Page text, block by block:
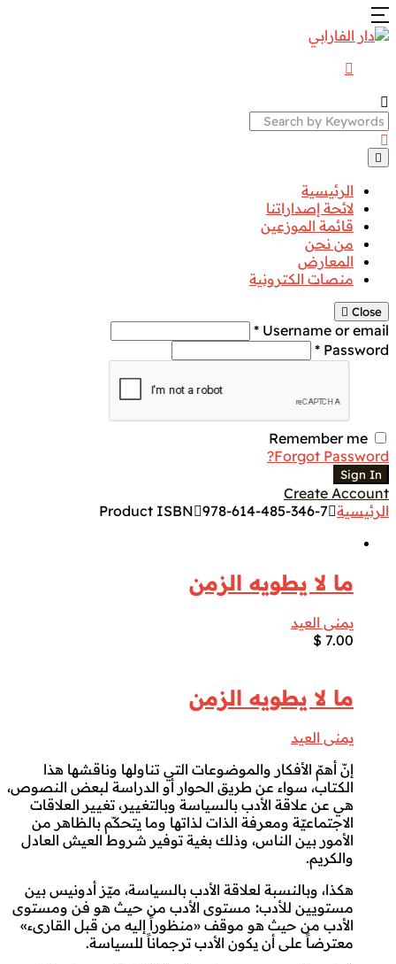
Search
الرئيسية
لائحة إصداراتنا
قائمة الموزعين
من نحن
المعارض
منصات الكترونية
Close
Username or email *
Password *
Remember me
Forgot Password?
Sign In
Create Account
الرئيسية
Product ISBN 978-614-485-346-7
ما لا يطويه الزمن
يمنى العيد
$ 7.00
ما لا يطويه الزمن
يمنى العيد
إنّ أهمّ الأفكار والموضوعات التي تناولها وناقشها هذا
الكتاب، سواء عن طريق الحوار أو الدراسة لبعض النصوص،
هي عن علاقة الأدب بالسياسة وبالتغيير، تغيير العلاقات
الاجتماعيّة ومعرفة الذات لذاتها وما يتحكّم بالظاهر من
الأمور بين الناس، وذلك بغية توفير شروط العيش العادل
والكريم.
هكذا، وبالنسبة لعلاقة الأدب بالسياسة، ميّز أدونيس بين
مستويين للأدب: مستوى الأدب من حيث هو فن ومستوى
الأدب من حيث هو موقف «منظوراً إليه من قبل القارىء»
معترضاً على أن يكون الأدب ترجماناً للسياسة.